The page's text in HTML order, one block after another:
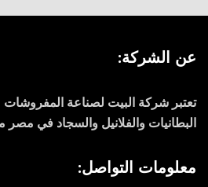
عن الشركة:
تعتبر شركة البيت لصناعة المفروشات
البطانيات والفلانيل والسجاد في مصر منذ
معلومات التواصل: